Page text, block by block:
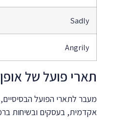
Sadly
Angrily
תארי פועל של
מעבר לתארי הפועל
אקדמית, בעסקים ובשיחות